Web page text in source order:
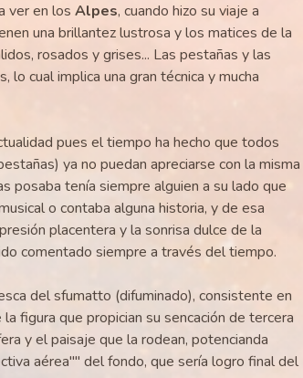
ver en los Alpes, cuando hizo su viaje a
una brillantez lustrosa y los matices de la
rosados y grises... Las pestañas y las
cual implica una gran técnica y mucha
pues el tiempo ha hecho que todos
ya no puedan apreciarse con la misma
posaba tenía siempre alguien a su lado que
o contaba alguna historia, y de esa
placentera y la sonrisa dulce de la
comentado siempre a través del tiempo.
del sfumatto (difuminado), consistente en
figura que propician su sencación de tercera
y el paisaje que la rodean, potencianda
aérea"" del fondo, que sería logro final del